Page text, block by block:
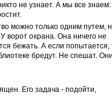
не узнает. А мы все знаем:
можно только одним путем,
ворот охрана. Она ничего не
бежать. А если попытается,
бредут. Не спешат. Они
Его задача - подойти,